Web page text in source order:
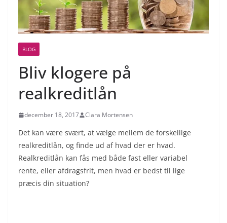
BLOG
Bliv klogere på
realkreditlån
december 18, 2017 Clara Mortensen
Det kan være svært, at vælge mellem de forskellige
realkreditlån, og finde ud af hvad der er hvad.
Realkreditlån kan fås med både fast eller variabel
rente, eller afdragsfrit, men hvad er bedst til lige
præcis din situation?